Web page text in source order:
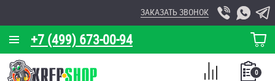
+7 (499) 673-00-94
ЗАКАЗАТЬ ЗВОНОК
КОРЗИНА
О КОМПАНИИ
0